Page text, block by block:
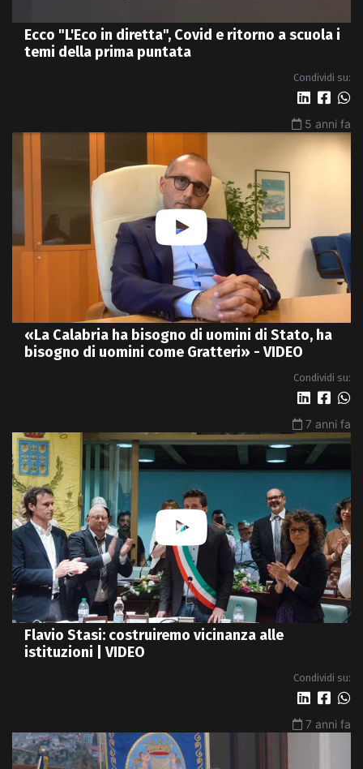
Ecco "L'Eco in diretta", Covid e ritorno a scuola i
temi della prima puntata
Condividi su:
5 anni fa
«La Calabria ha bisogno di uomini di Stato, ha
bisogno di uomini come Gratteri» - VIDEO
Condividi su:
7 anni fa
Flavio Stasi: costruiremo vicinanza alle
istituzioni | VIDEO
Condividi su:
7 anni fa